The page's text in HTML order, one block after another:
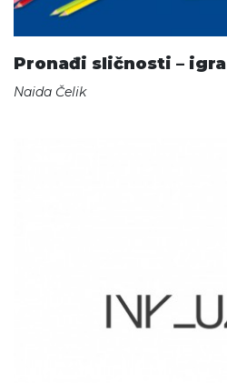
Pronađi sličnosti – igra
Naida Čelik